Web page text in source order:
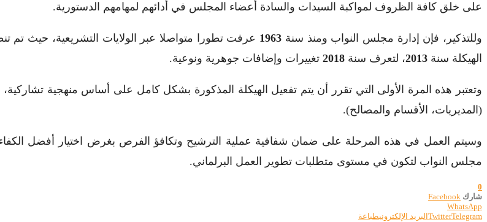
على خلق كافة الظروف لمواكبة السيدات والسادة أعضاء المجلس في أدائهم لمهامهم الدستورية.
وللتذكير، فإن إدارة مجلس النواب ومنذ سنة 1963 عرفت تطورا متواصلا عبر الولايات التشريعية، حيث تم
الهيكلة سنة 2013، لتعرف سنة 2018 تغييرات وإضافات جوهرية ونوعية.
وتعتبر هذه المرة الأولى التي تقرر أن يتم تفعيل الهيكلة المذكورة بشكل كامل على أساس منهجية
(المديريات، الأقسام والمصالح).
وسيتم العمل في هذه المرحلة على ضمان شفافية عملية الترشيح وتكافؤ الفرص بغرض اختيار أفضل
مجلس النواب لتكون في مستوى متطلبات تطوير العمل البرلماني.
0
شارك Facebook
WhatsApp
TwitterTelegram البريد الإلكترونيطباعة